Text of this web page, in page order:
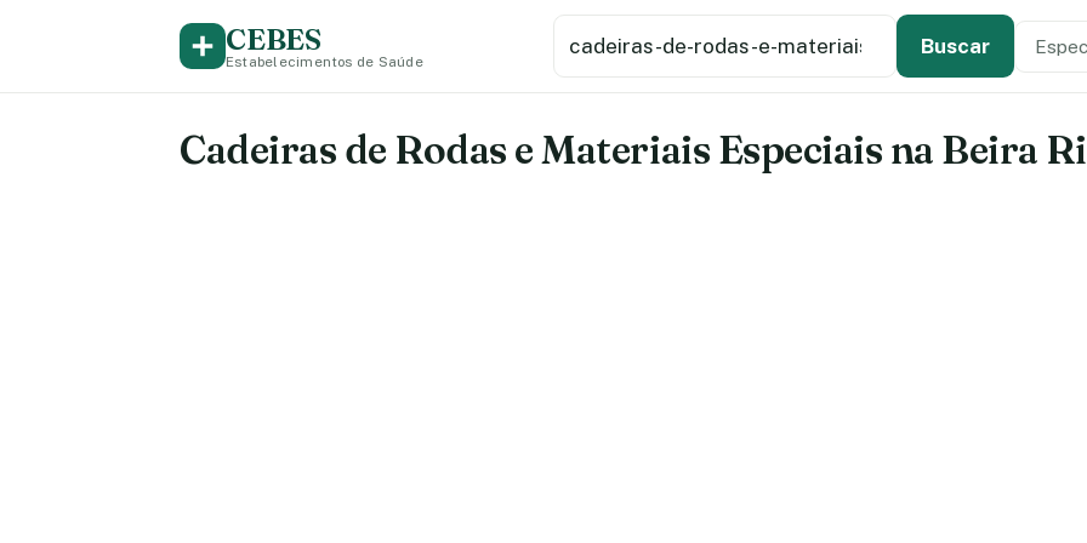
CEBES
Estabelecimentos de Saúde
Buscar estabelecimento de saúde
Buscar Tipo
Cadeiras de Rodas e Materiais Especiais na Beira